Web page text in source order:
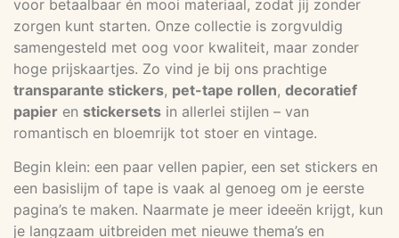
voor betaalbaar én mooi materiaal, zodat jij zonder
zorgen kunt starten. Onze collectie is zorgvuldig
samengesteld met oog voor kwaliteit, maar zonder
hoge prijskaartjes. Zo vind je bij ons prachtige
transparante stickers, pet-tape rollen, decoratief
papier en stickersets in allerlei stijlen – van
romantisch en bloemrijk tot stoer en vintage.
Begin klein: een paar vellen papier, een set stickers en
een basislijm of tape is vaak al genoeg om je eerste
pagina’s te maken. Naarmate je meer ideeën krijgt, kun
je langzaam uitbreiden met nieuwe thema’s en